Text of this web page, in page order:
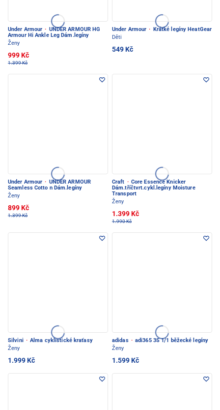
Under Armour · UNDER ARMOUR HG
Armour Hi Ankle Leg Dám.legíny
Ženy
999 Kč
1.399 Kč
Under Armour ·
Krátké legíny HeatGear
Děti
549 Kč
Under Armour · UNDER ARMOUR
Seamless Cotto n Dám.legíny
Ženy
899 Kč
1.399 Kč
Craft · Core Essence Knicker
Dám.tříčtvrt.cykl.legíny Moisture
Transport
Ženy
1.399 Kč
1.990 Kč
Silvini · Alma cyklistické kraťasy
Ženy
1.999 Kč
adidas · adi365 3S 1/1 běžecké legíny
Ženy
1.599 Kč